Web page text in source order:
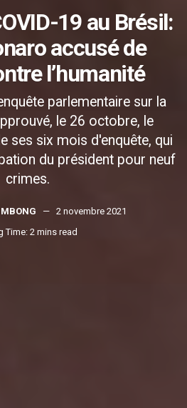
19 au Brésil:
accusé de
l’humanité
parlementaire sur la
le 26 octobre, le
ses six mois d'enquête, qui
du président pour neuf
crimes.
2 novembre 2021
Time: 2 mins read